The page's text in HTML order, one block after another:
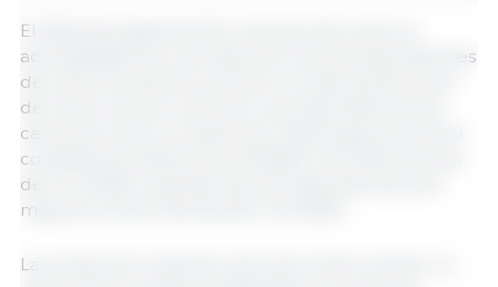
El descenso general del consumo de carne va
acompañado de una reducción de las importaciones
de carne, productos cárnicos y conservas de carne
de cerdo, vacuno y ternera. Las importaciones de
carne de cerdo, en particular, disminuyen de forma
constante (la última vez alrededor de 0.96 millones
de t en 2023), mientras que las exportaciones son
mayores (+2,22 millones de t en 2023).
La producción neta de carne de cerdo, es decir, la